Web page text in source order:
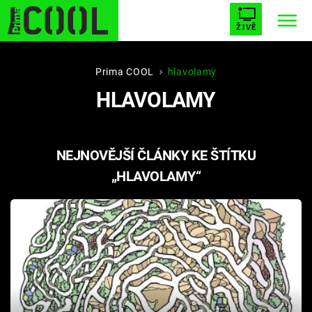
ŽIVĚ
STARHOUSE BUFFY, PŘEMOŽITELKA UPÍRŮ
PLNEJ KOTEL AVENGERS 5
Filmy
Seriály
Hry
Prima COOL hlavolamy
HLAVOLAMY
NEJNOVĚJŠÍ ČLÁNKY KE ŠTÍTKU
„HLAVOLAMY“